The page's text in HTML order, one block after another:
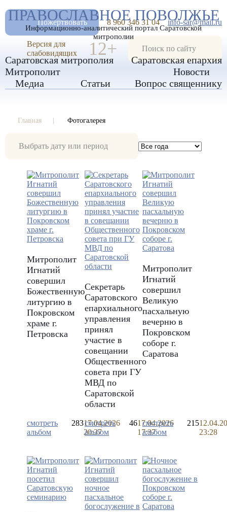
РАЗМЕР ШРИФТА А А А
ИЗОБРАЖЕНИЯ
ПРАВОСЛАВНОЕ ПОВОЛЖЬЕ
Информационно-аналитический портал Саратовской
митрополии
Пожертвовать 8 960 346 31 04 info-sar@mail.ru
Версия для
слабовидящих
12+
Саратовская митрополия
Саратовская епархия
Митрополит
Новости
Медиа
Статьи Вопрос священнику
Главная Фотогалерея
Фотогалерея
Митрополит
Игнатий
совершил
Божественную
литургию в
Покровском
храме г.
Петровска
смотреть
альбом
28317.04.2026
20:37
Секретарь
Саратовского
епархиального
управления
принял
участие в
совещании
Общественного
совета при ГУ
МВД по
Саратовской
области
смотреть
альбом
4617.04.2026
17:37
Митрополит
Игнатий
совершил
Великую
пасхальную
вечерню в
Покровском
соборе г.
Саратова
смотреть
альбом
215
23:28